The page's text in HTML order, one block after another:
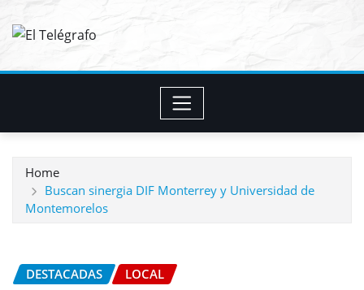
Home
Buscan sinergia DIF Monterrey y Universidad de
Montemorelos
DESTACADAS LOCAL